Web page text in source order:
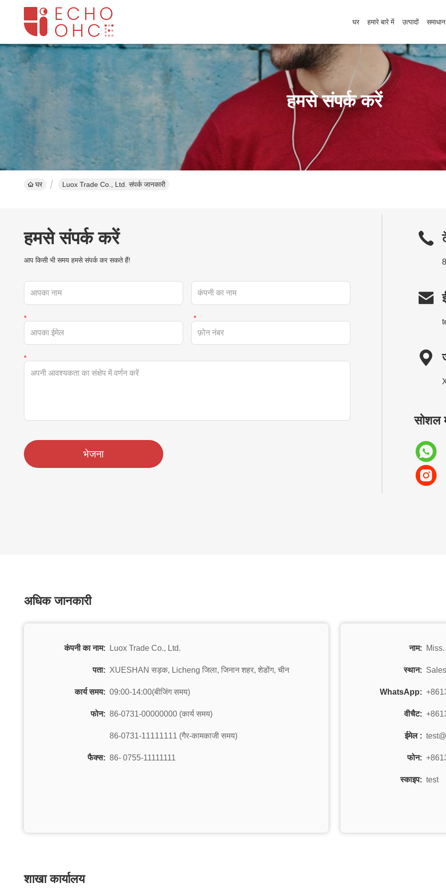
घर हमारे बारे में उत्पादों समाधान
हमसे संपर्क करें
घर Luox Trade Co., Ltd. संपर्क जानकारी
हमसे संपर्क करें
आप किसी भी समय हमसे संपर्क कर सकते हैं!
भेजना


सोशल
अधिक जानकारी
कंपनी का नाम: Luox Trade Co., Ltd.
पता: XUESHAN सड़क, Licheng जिला, जिनान शहर, शेडोंग, चीन
कार्य समय: 09:00-14:00(बीजिंग समय)
फोन: 86-0731-00000000 (कार्य समय)
86-0731-11111111 (गैर-कामकाजी समय)
फैक्स: 86- 0755-11111111
नाम:
स्थान:
WhatsApp:
वीचैट:
ईमेल :
फोन:
स्काइप: test
शाखा कार्यालय